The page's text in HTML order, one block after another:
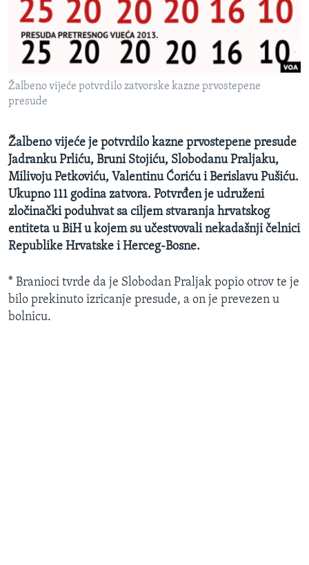
MAGAZIN
O GLASU AMERIKE
Jezici
Žalbeno vijeće potvrdilo zatvorske kazne prvostepene
presude
Žalbeno vijeće je potvrdilo kazne prvostepene presude
Jadranku Prliću, Bruni Stojiću, Slobodanu Praljaku,
Milivoju Petkoviću, Valentinu Ćoriću i Berislavu Pušiću.
Ukupno 111 godina zatvora. Potvrđen je udruženi
zločinački poduhvat sa ciljem stvaranja hrvatskog
entiteta u BiH u kojem su učestvovali nekadašnji čelnici
Republike Hrvatske i Herceg-Bosne. ​
* Branioci tvrde da je Slobodan Praljak popio otrov te je
bilo prekinuto izricanje presude, a on je prevezen u
bolnicu.